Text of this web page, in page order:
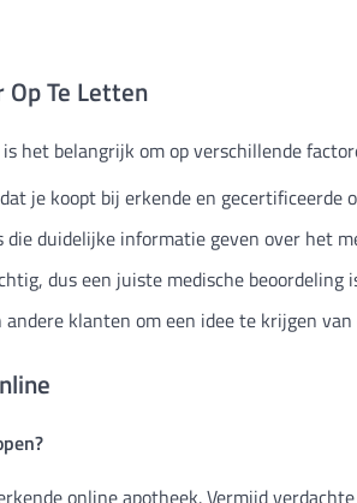
Te Letten
het belangrijk om op verschillende
je koopt bij erkende en gecertificeerde
die duidelijke informatie geven over het
dus een juiste medische
andere klanten om een idee te krijgen
online apotheek. Vermijd